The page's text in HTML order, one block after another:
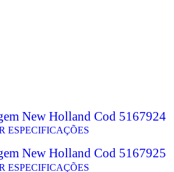
New Holland Cod 5167924
ESPECIFICAÇÕES
New Holland Cod 5167925
ESPECIFICAÇÕES